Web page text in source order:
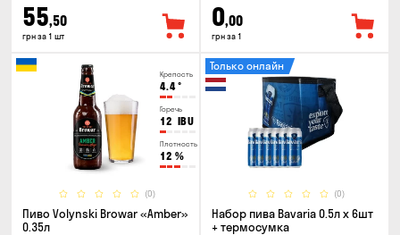
55,50
грн за 1 шт
0,00
грн за 1
Крепость
4.4°
Горечь
12 IBU
Плотность
12 %
(0)
Пиво Volynski Browar «Amber»
0.35л
(0)
Только онлайн
Набор пива Bavaria 0.5л х 6шт
+ термосумка